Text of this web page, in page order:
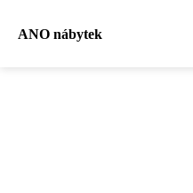
ANO nábytek